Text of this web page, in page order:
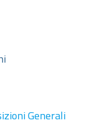
Generali